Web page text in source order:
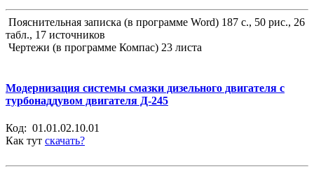
Пояснительная записка (в программе Word) 187 с., 50 рис., 26
табл., 17 источников
Чертежи (в программе Компас) 23 листа
Модернизация системы смазки дизельного двигателя с
турбонаддувом двигателя Д-245
Код: 01.01.02.10.01
Как тут скачать?